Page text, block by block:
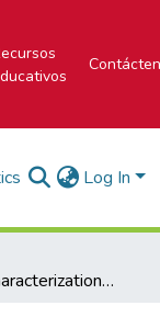
Log In
Geospatial characterization of road infrastructure through Machine Learning in the district of San Isidro de El General